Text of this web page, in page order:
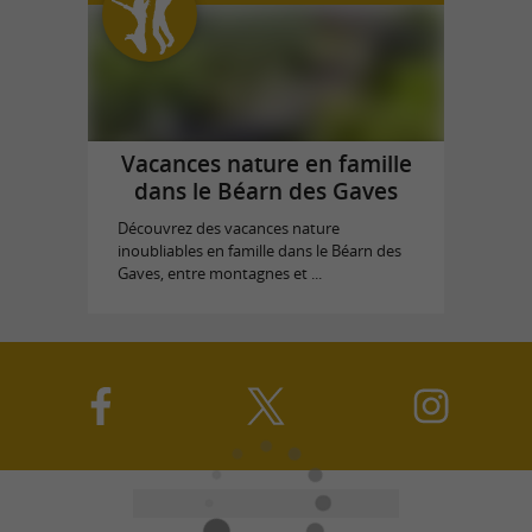
Vacances nature en famille
dans le Béarn des Gaves
Découvrez des vacances nature
inoubliables en famille dans le Béarn des
Gaves, entre montagnes et ...